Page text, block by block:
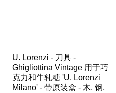
U. Lorenzi - 刀具 -
Ghigliottina Vintage 用于巧
克力和牛轧糖 'U. Lorenzi
Milano' - 带原装盒 - 木, 钢,